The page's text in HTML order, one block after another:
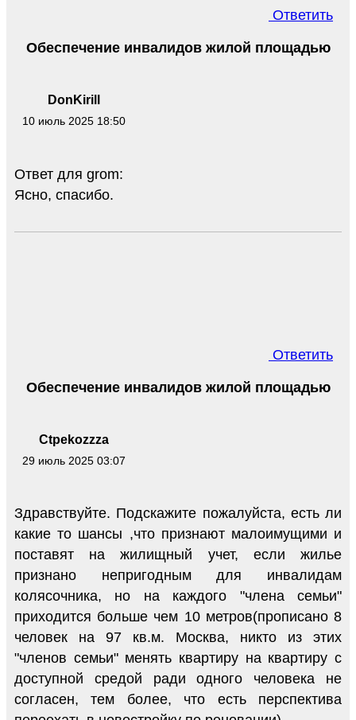
Ответить
DonKirill
10 июль 2025 18:50
Обеспечение инвалидов жилой площадью
Ответ для grom:
Ясно, спасибо.
Ответить
Ctpekozzza
29 июль 2025 03:07
Обеспечение инвалидов жилой площадью
Здравствуйте. Подскажите пожалуйста, есть ли
какие то шансы ,что признают малоимущими и
поставят на жилищный учет, если жилье
признано непригодным для инвалидам
колясочника, но на каждого "члена семьи"
приходится больше чем 10 метров(прописано 8
человек на 97 кв.м. Москва, никто из этих
"членов семьи" менять квартиру на квартиру с
доступной средой ради одного человека не
согласен, тем более, что есть перспектива